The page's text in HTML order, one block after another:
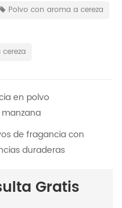
Polvo con aroma a cereza
en polvo
de fragancia con
duraderas
Gratis